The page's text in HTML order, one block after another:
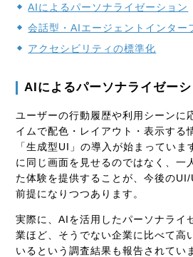
AIによるパーソナライゼーション
会話型・AIエージェントインター
アクセシビリティの標準化
AIによるパーソナライゼー
ユーザーの行動履歴や利用シーンに
イムで配色・レイアウト・表示する
「生成型UI」の導入が始まっていま
に同じ画面を見せるのではなく、一
た体験を提供することが、今後の
前提になりつつあります。
実際に、AIを活用したパーソナライ
業ほど、そうでない企業に比べて高
いるという調査結果も報告されてい